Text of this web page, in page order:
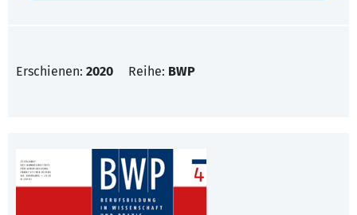
Erschienen: 2020 Reihe: BWP